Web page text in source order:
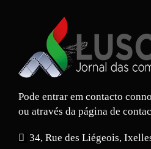
Pode entrar em contacto
ou através da página de
34, Rue des Liégeois,